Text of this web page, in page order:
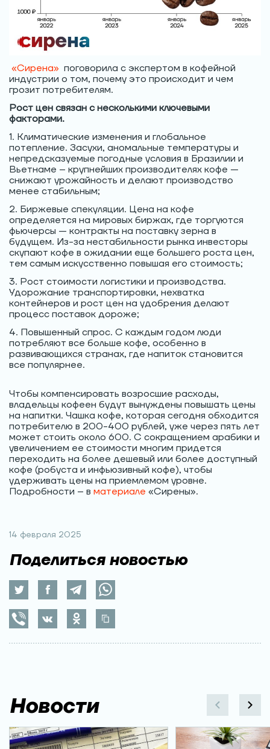
«Сирена» поговорила с экспертом в кофейной
индустрии о том, почему это происходит и чем
грозит потребителям.
Рост цен связан с несколькими ключевыми
факторами.
1. Климатические изменения и глобальное
потепление. Засухи, аномальные температуры и
непредсказуемые погодные условия в Бразилии и
Вьетнаме – крупнейших производителях кофе —
снижают урожайность и делают производство
менее стабильным;
2. Биржевые спекуляции. Цена на кофе
определяется на мировых биржах, где торгуются
фьючерсы — контракты на поставку зерна в
будущем. Из-за нестабильности рынка инвесторы
скупают кофе в ожидании еще большего роста цен,
тем самым искусственно повышая его стоимость;
3. Рост стоимости логистики и производства.
Удорожание транспортировки, нехватка
контейнеров и рост цен на удобрения делают
процесс поставок дороже;
4. Повышенный спрос. С каждым годом люди
потребляют все больше кофе, особенно в
развивающихся странах, где напиток становится
все популярнее.
Чтобы компенсировать возросшие расходы,
владельцы кофеен будут вынуждены повышать цены
на напитки. Чашка кофе, которая сегодня обходится
потребителю в 200-400 рублей, уже через пять лет
может стоить около 600. С сокращением арабики и
увеличением ее стоимости многим придется
переходить на более дешевый или более доступный
кофе (робуста и инфьюзивный кофе), чтобы
удерживать цены на приемлемом уровне.
Подробности – в материале «Сирены».
14 февраля 2025
Поделиться новостью
Новости